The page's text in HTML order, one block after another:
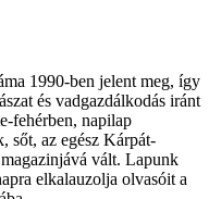
1990-ben jelent meg, így
és vadgazdálkodás iránt
fehérben, napilap
sőt, az egész Kárpát-
vált. Lapunk
elkalauzolja olvasóit a